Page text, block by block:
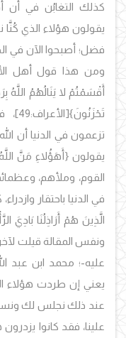
كذلك التغابُن في أن
يقولون هؤلاء الذي كُنَّا
فضل؛ أصبحوا الآن في
ومن هذا قول أهل
أَقْسَمْتُمْ لا يَنَالُهُمُ اللَّهُ
تَحْزَنُونَ}
تزعمون في الدنيا أن
يقولون {أَهَؤُلاءِ مَنَّ
القوم، وملأهم،
في الدنيا باحتقار
الَّذِينَ هُمْ أَرَاذِلُنَا بَادِيَ
ونفس المقالة قيلت
عليه-؛ محمد ابن عبد
يعني إن طردت هؤلاء
عند ذلك نجلس لك
علينا، فقد كانوا